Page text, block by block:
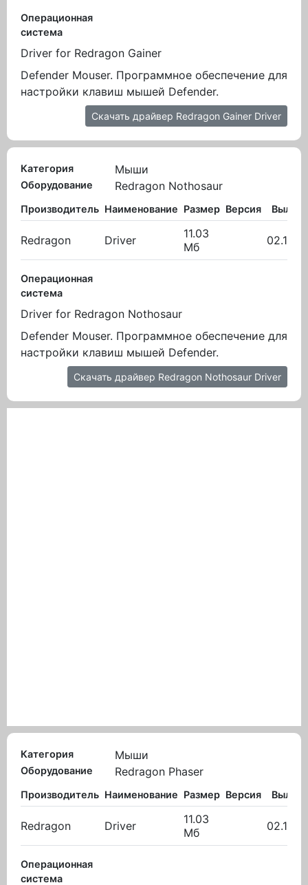
Операционная
система
Driver for Redragon Gainer
Defender Mouser. Программное обеспечение для
настройки клавиш мышей Defender.
Скачать драйвер Redragon Gainer Driver
Категория Мыши
Оборудование Redragon Nothosaur
Производитель Наименование Размер Версия
Redragon Driver
11.03
Мб
Операционная
система
Driver for Redragon Nothosaur
Defender Mouser. Программное обеспечение для
настройки клавиш мышей Defender.
Скачать драйвер Redragon Nothosaur Driver
Категория Мыши
Оборудование Redragon Phaser
Производитель Наименование Размер Версия
Redragon Driver
11.03
Мб
Операционная
система